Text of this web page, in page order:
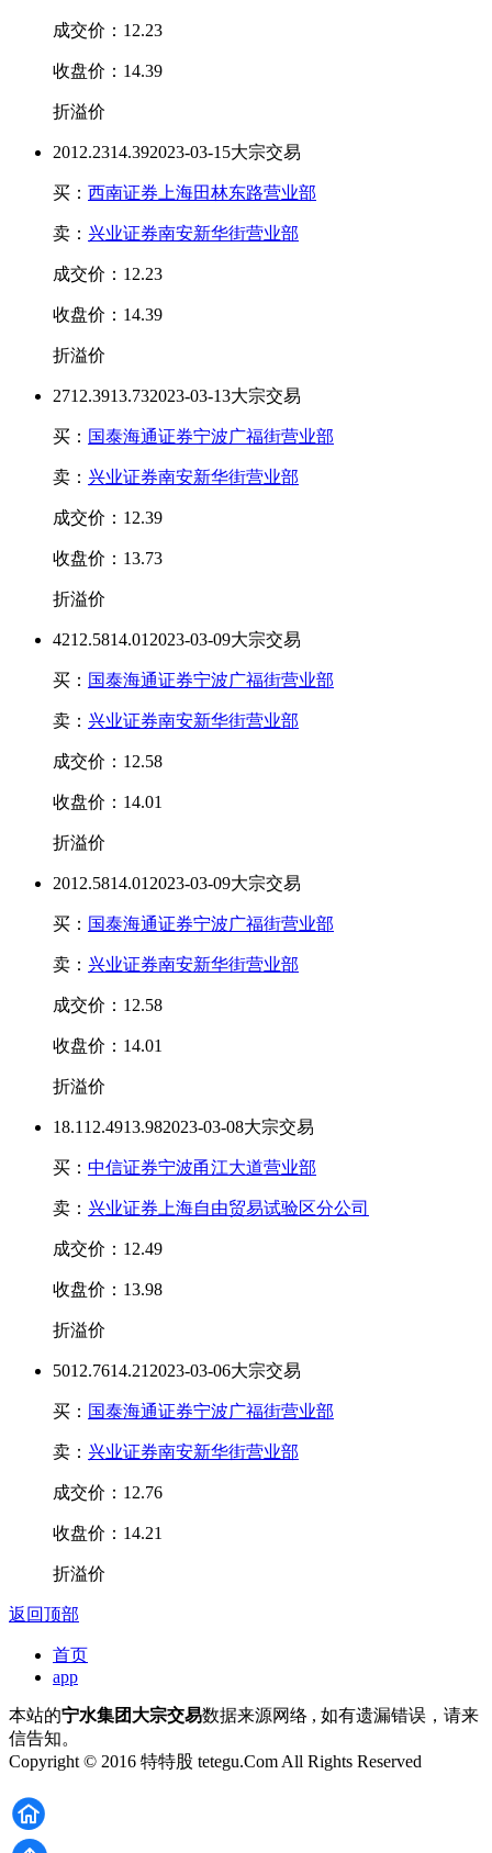
成交价：12.23
收盘价：14.39
折溢价
2012.2314.392023-03-15大宗交易
买： 西南证券上海田林东路营业部
卖： 兴业证券南安新华街营业部
成交价：12.23
收盘价：14.39
折溢价
2712.3913.732023-03-13大宗交易
买： 国泰海通证券宁波广福街营业部
卖： 兴业证券南安新华街营业部
成交价：12.39
收盘价：13.73
折溢价
4212.5814.01 2023-03-09大宗交易
买： 国泰海通证券宁波广福街营业部
卖： 兴业证券南安新华街营业部
成交价：12.58
收盘价：14.01
折溢价
2012.5814.01 2023-03-09大宗交易
买： 国泰海通证券宁波广福街营业部
卖： 兴业证券南安新华街营业部
成交价：12.58
收盘价：14.01
折溢价
18.1 12.4913.982023-03-08大宗交易
买： 中信证券宁波甬江大道营业部
卖： 兴业证券上海自由贸易试验区分公司
成交价：12.49
收盘价：13.98
折溢价
5012.7614.21 2023-03-06大宗交易
买： 国泰海通证券宁波广福街营业部
卖： 兴业证券南安新华街营业部
成交价：12.76
收盘价：14.21
折溢价
返回顶部
首页
app
本站的宁水集团大宗交易数据来源网络 , 如有遗漏错误，请来
信告知。
Copyright © 2016 特特股 tetegu.Com All Rights Reserved